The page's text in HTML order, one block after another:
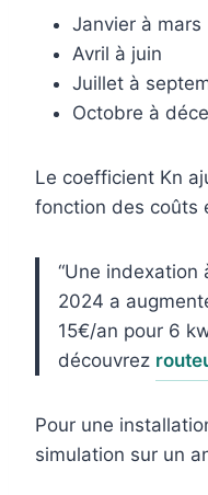
Janvier à mars
Avril à juin
Juillet à
Octobre à
Le coefficient Kn
fonction des coûts
“Une indexation
2024 a
15€/an pour 6
découvrez
Pour une
simulation sur un